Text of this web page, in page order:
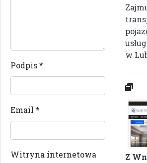
Podpis*
Email *
Witryna internetowa
w
Z